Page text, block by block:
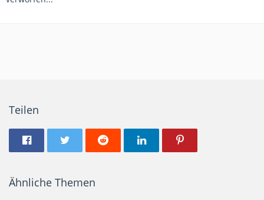
Teilen
Ähnliche Themen